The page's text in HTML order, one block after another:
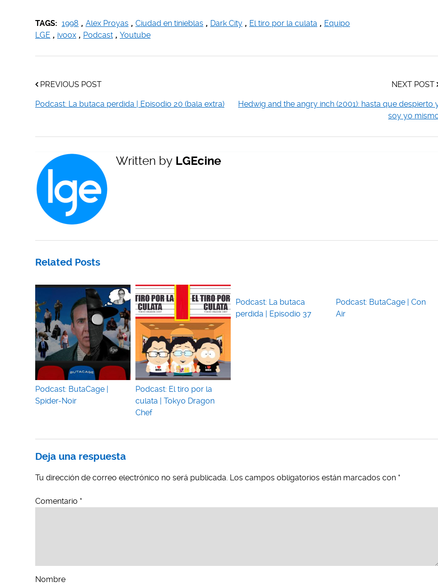
TAGS: 1998 , Alex Proyas , Ciudad en tinieblas , Dark City , El tiro por la culata , Equipo
LGE , ivoox , Podcast , Youtube
PREVIOUS POST
Podcast: La butaca perdida | Episodio 20 (bala extra)
NEXT POST
Hedwig and the angry inch (2001): hasta que despierto
soy yo
Written by LGEcine
Related Posts
Podcast: ButaCage |
Spider-Noir
Podcast: El tiro por la
culata | Tokyo Dragon
Chef
Podcast: La butaca
perdida | Episodio 37
Podcast: ButaCage | Con
Air
Deja una respuesta
Tu dirección de correo electrónico no será publicada. Los campos obligatorios están marcados con *
Comentario *
Nombre